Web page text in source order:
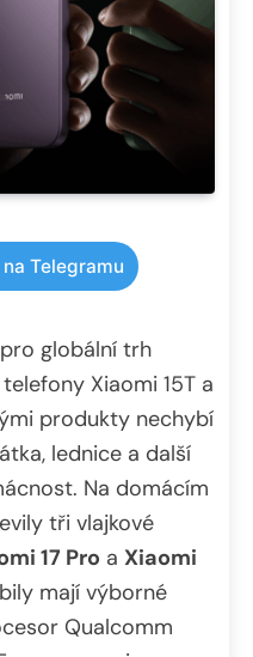
Telegramu
globální trh
Xiaomi 15T a
produkty nechybí
lednice a další
Na domácím
tři vlajkové
17 Pro a Xiaomi
mají výborné
Qualcomm